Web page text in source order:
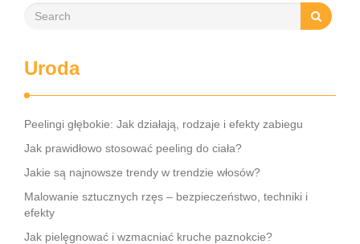
Uroda
Peelingi głębokie: Jak działają, rodzaje i efekty zabiegu
Jak prawidłowo stosować peeling do ciała?
Jakie są najnowsze trendy w trendzie włosów?
Malowanie sztucznych rzęs – bezpieczeństwo, techniki i
efekty
Jak pielęgnować i wzmacniać kruche paznokcie?